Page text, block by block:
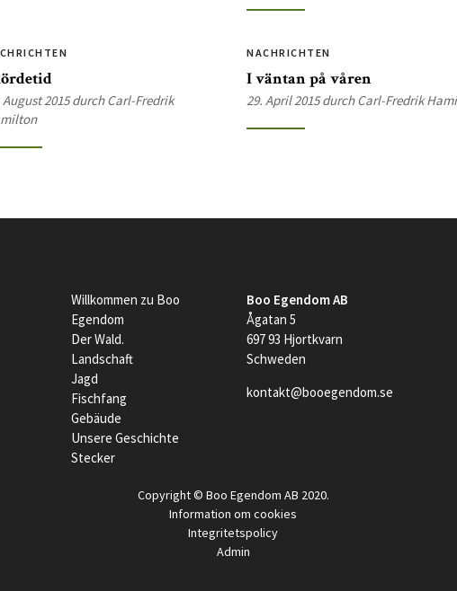
August 2015 durch Carl-Fredrik
NACHRICHTEN
I väntan på våren
29. April 2015 durch Carl-Fredrik
Willkommen zu Boo
Egendom
Der Wald.
Landschaft
Jagd
Fischfang
Gebäude
Unsere Geschichte
Stecker
Boo Egendom AB
Ågatan 5
697 93 Hjortkvarn
Schweden
kontakt@booegendom.se
Copyright © Boo Egendom AB 2020.
Information om cookies
Integritetspolicy
Admin